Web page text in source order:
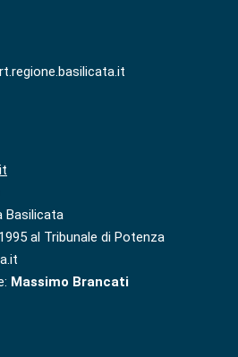
Basilicata
al Tribunale di Potenza
Massimo Brancati